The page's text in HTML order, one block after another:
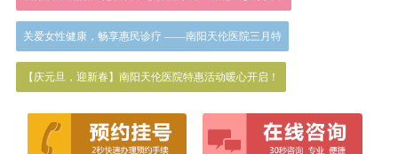
关爱女性健康，畅享惠民诊疗 ——南阳天伦医院三月特
【庆元旦，迎新春】南阳天伦医院特惠活动暖心开启！